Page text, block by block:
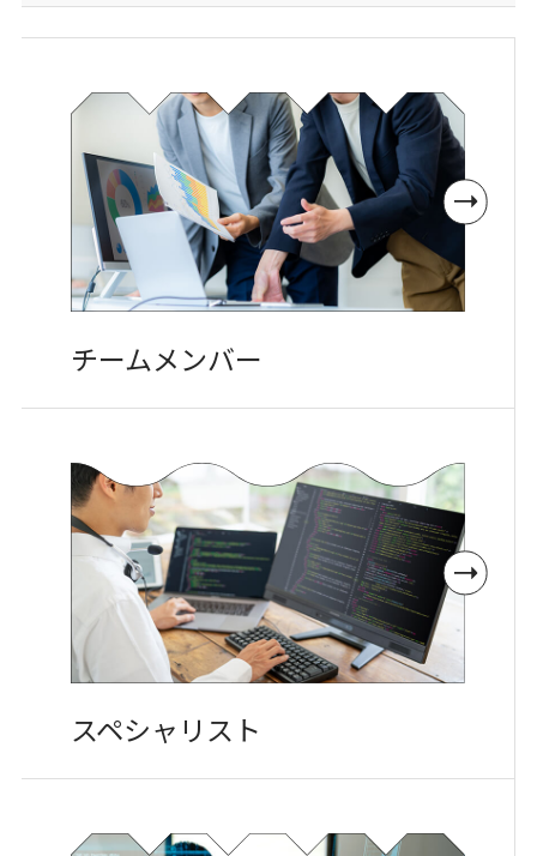
チームメンバー
スペシャリスト